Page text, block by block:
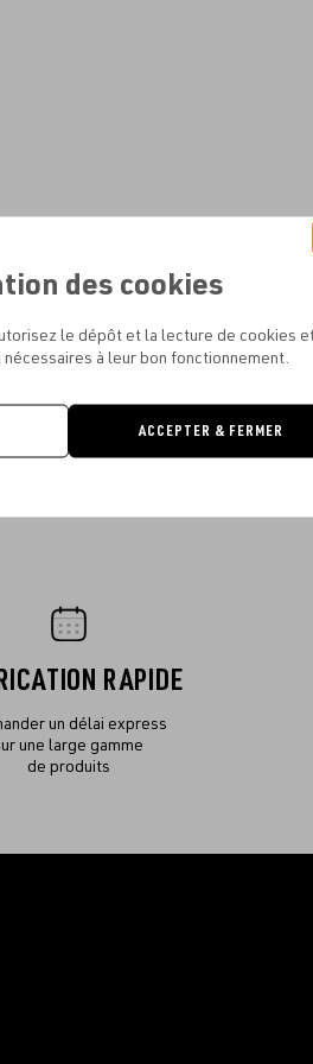
RAPIDE
un délai express
une large gamme
de produits
des cookies
le dépôt et la lecture de cookies
à leur bon fonctionnement.
ACCEPTER & FERMER